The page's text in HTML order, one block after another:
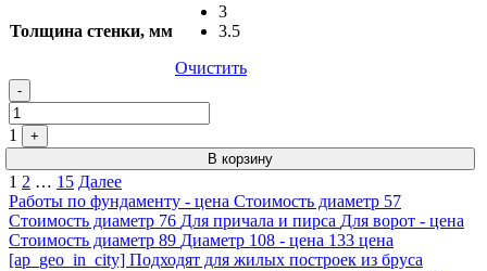
Толщина стенки, мм
3
3.5
Очистить
-
1
+
В корзину
Пагинация
записей
1 2 … 15 Далее
Работы по фундаменту - цена Стоимость диаметр 57
Стоимость диаметр 76 Для причала и пирса Для ворот - цена
Стоимость диаметр 89 Диаметр 108 - цена 133 цена
[ap_geo_in_city] Подходят для жилых построек из бруса